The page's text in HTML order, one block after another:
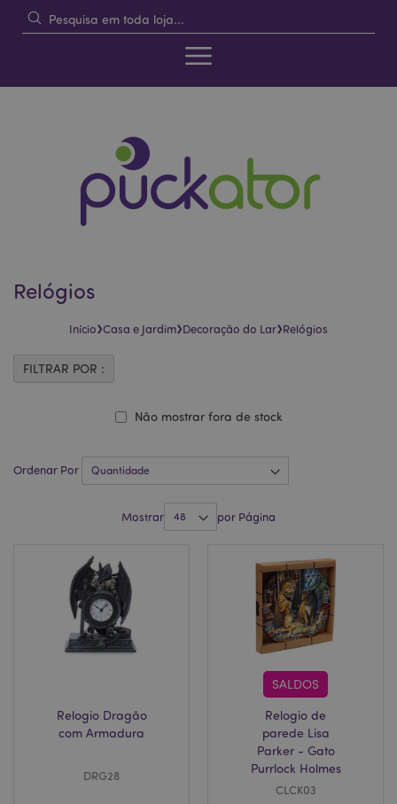
Relógios
Início›Casa e Jardim›Decoração do Lar›Relógios
Ordenar Por
Mostrar por Página
Relogio Dragão
com Armadura
DRG28
SALDOS
Relogio de
parede Lisa
Parker - Gato
Purrlock Holmes
CLCK03
Não mostrar fora de stock
FILTRAR POR :